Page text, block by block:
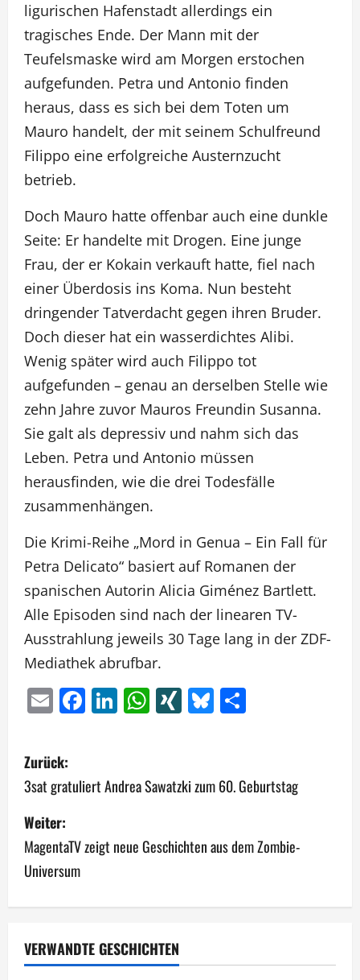
ligurischen Hafenstadt allerdings ein
tragisches Ende. Der Mann mit der
Teufelsmaske wird am Morgen erstochen
aufgefunden. Petra und Antonio finden
heraus, dass es sich bei dem Toten um
Mauro handelt, der mit seinem Schulfreund
Filippo eine erfolgreiche Austernzucht
betrieb.
Doch Mauro hatte offenbar auch eine dunkle
Seite: Er handelte mit Drogen. Eine junge
Frau, der er Kokain verkauft hatte, fiel nach
einer Überdosis ins Koma. Nun besteht
dringender Tatverdacht gegen ihren Bruder.
Doch dieser hat ein wasserdichtes Alibi.
Wenig später wird auch Filippo tot
aufgefunden – genau an derselben Stelle wie
zehn Jahre zuvor Mauros Freundin Susanna.
Sie galt als depressiv und nahm sich das
Leben. Petra und Antonio müssen
herausfinden, wie die drei Todesfälle
zusammenhängen.
Die Krimi-Reihe „Mord in Genua – Ein Fall für
Petra Delicato“ basiert auf Romanen der
spanischen Autorin Alicia Giménez Bartlett.
Alle Episoden sind nach der linearen TV-
Ausstrahlung jeweils 30 Tage lang in der ZDF-
Mediathek abrufbar.
EmailFacebook
LinkedIn
WhatsApp
XINGBluesky
B
e
i
t
r
g
Zurück:
3sat gratuliert Andrea Sawatzki zum 60. Geburtstag
Weiter:
MagentaTV zeigt neue Geschichten aus dem Zombie-
Universum
VERWANDTE GESCHICHTEN